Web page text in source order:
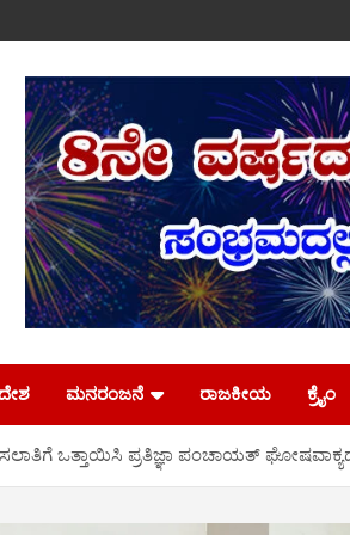
ಮನರಂಜನೆ ರಾಜಕೀಯ ಕ್ರೈಂ
ಒತ್ತಾಯಿಸಿ ಪ್ರತಿಜ್ಞಾ ಪಂಚಾಯತ್